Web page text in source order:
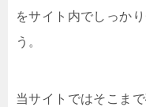
をサイト内でしっか
う。
当サイトではそこま